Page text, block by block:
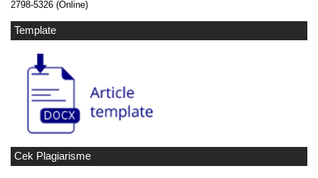
2798-5326 (Online)
Template
Cek Plagiarisme